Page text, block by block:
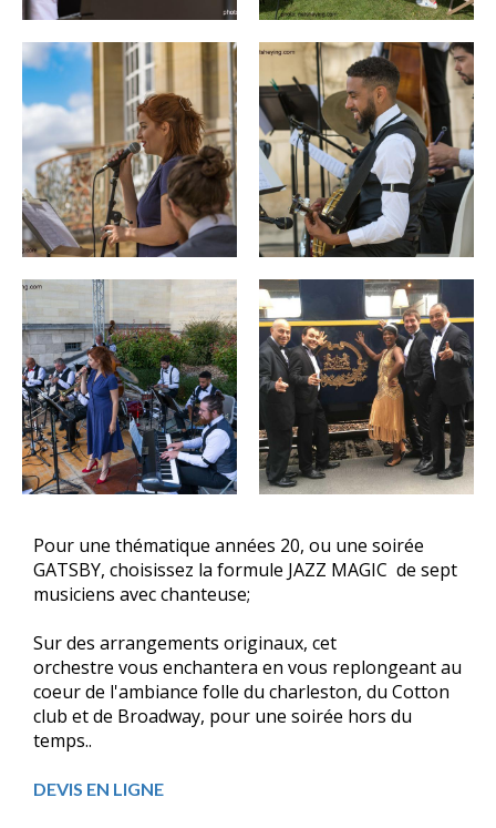
Pour une thématique années 20, ou une soirée
GATSBY, choisissez la formule JAZZ MAGIC de sept
musiciens avec chanteuse;
Sur des arrangements originaux, cet
orchestre vous enchantera en vous replongeant au
coeur de l'ambiance folle du charleston, du Cotton
club et de Broadway, pour une soirée hors du
temps..
DEVIS EN LIGNE